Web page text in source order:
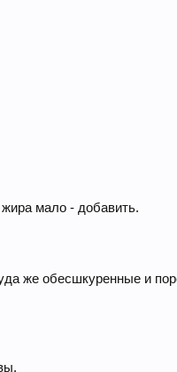
мало - добавить.
же обесшкуренные и